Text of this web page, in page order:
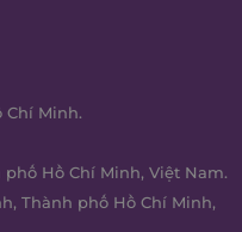
Chí Minh.
phố Hồ Chí Minh, Việt Nam.
Thành phố Hồ Chí Minh,